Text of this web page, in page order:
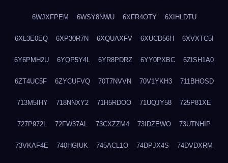
6WJXFPEM 6WSY8NWU 6XFR4OTY 6XIHLDTU
6XL3E0EQ 6XP30R7N 6XQUAXFV 6XUCD56H 6XVXTC5I
6Y6PMH2U 6YQP5Y4L 6YR8PDRZ 6YY0PXBC 6ZISH1A0
6ZT4UC5F 6ZYCUFVQ 70T7NVVN 70V1YKH3 711BHOSD
713M5IHY 718NNXY2 71H5RDOO 71UQJY58 725P81XE
727P972L 72FW37AL 73CXZZM4 73IDZEWO 73UTNHIP
73VKAF4E 740HGIUK 745ACL1O 74DPJX4S 74DVDXRM